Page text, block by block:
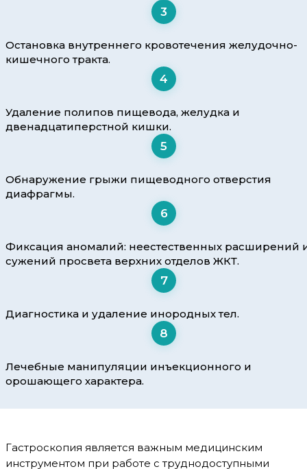
3
Остановка внутреннего кровотечения желудочно-
кишечного тракта.
4
Удаление полипов пищевода, желудка и
двенадцатиперстной кишки.
5
Обнаружение грыжи пищеводного отверстия
диафрагмы.
6
Фиксация аномалий: неестественных расширений
сужений просвета верхних отделов ЖКТ.
7
Диагностика и удаление инородных тел.
8
Лечебные манипуляции инъекционного и
орошающего характера.
Гастроскопия является важным медицинским
инструментом при работе с труднодоступными